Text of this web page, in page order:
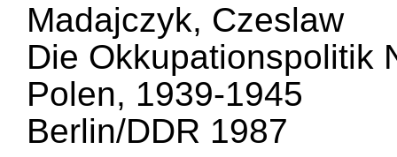
Madajczyk, Czeslaw
Die Okkupationspolitik
Polen, 1939-1945
Berlin/DDR 1987